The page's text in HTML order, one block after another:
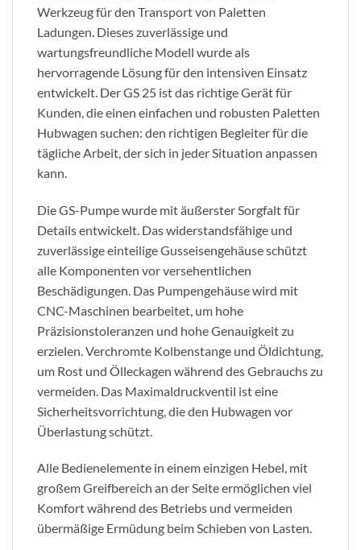
Werkzeug für den Transport von Paletten
Ladungen. Dieses zuverlässige und
wartungsfreundliche Modell wurde als
hervorragende Lösung für den intensiven Einsatz
entwickelt. Der GS 25 ist das richtige Gerät für
Kunden, die einen einfachen und robusten Paletten
Hubwagen suchen: den richtigen Begleiter für die
tägliche Arbeit, der sich in jeder Situation anpassen
kann.
Die GS-Pumpe wurde mit äußerster Sorgfalt für
Details entwickelt. Das widerstandsfähige und
zuverlässige einteilige Gusseisengehäuse schützt
alle Komponenten vor versehentlichen
Beschädigungen. Das Pumpengehäuse wird mit
CNC-Maschinen bearbeitet, um hohe
Präzisionstoleranzen und hohe Genauigkeit zu
erzielen. Verchromte Kolbenstange und Öldichtung,
um Rost und Ölleckagen während des Gebrauchs zu
vermeiden. Das Maximaldruckventil ist eine
Sicherheitsvorrichtung, die den Hubwagen vor
Überlastung schützt.
Alle Bedienelemente in einem einzigen Hebel, mit
großem Greifbereich an der Seite ermöglichen viel
Komfort während des Betriebs und vermeiden
übermäßige Ermüdung beim Schieben von Lasten.